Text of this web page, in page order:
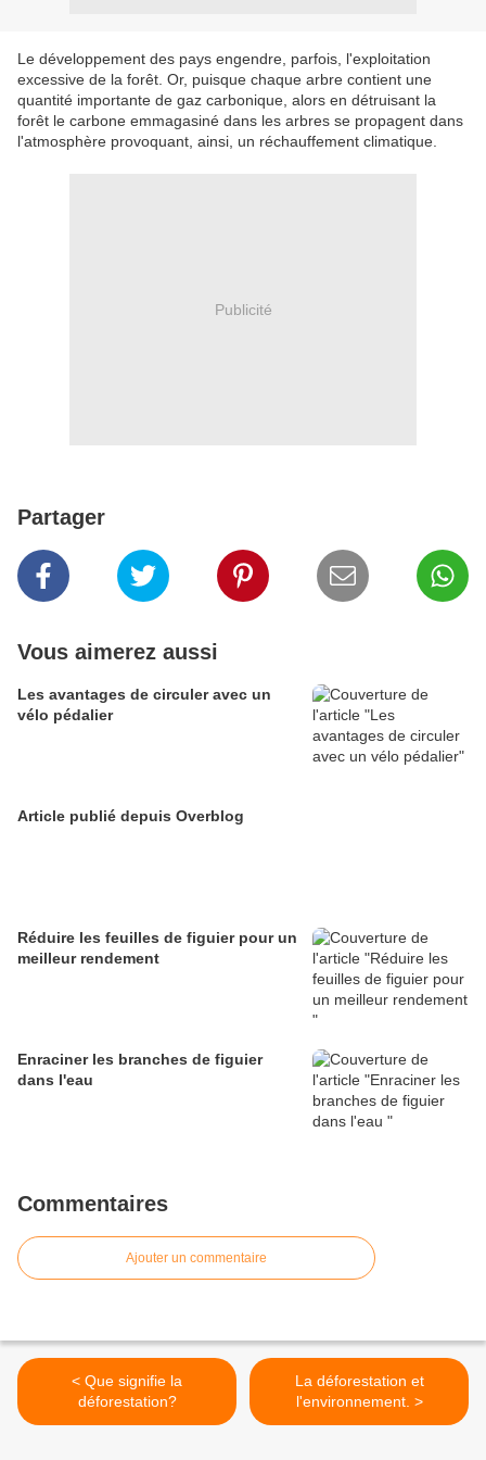
Le développement des pays engendre, parfois, l'exploitation
excessive de la forêt. Or, puisque chaque arbre contient une
quantité importante de gaz carbonique, alors en détruisant la
forêt le carbone emmagasiné dans les arbres se propagent dans
l'atmosphère provoquant, ainsi, un réchauffement climatique.
Publicité
Partager
Vous aimerez aussi
Les avantages de circuler avec un
vélo pédalier
Article publié depuis Overblog
Réduire les feuilles de figuier pour un
meilleur rendement
Enraciner les branches de figuier
dans l'eau
Commentaires
Ajouter un commentaire
< Que signifie la
déforestation?
La déforestation et
l'environnement. >